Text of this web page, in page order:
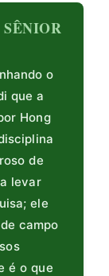
o
que a
Hong
de
levar
ele
campo
é o que